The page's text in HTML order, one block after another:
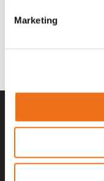
Marketing
stämpellogotyp Avant